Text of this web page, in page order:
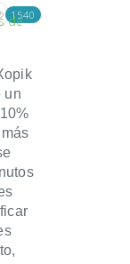
de
1540
un